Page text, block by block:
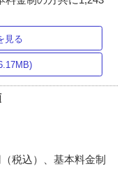
見る
税込）、基本料金制